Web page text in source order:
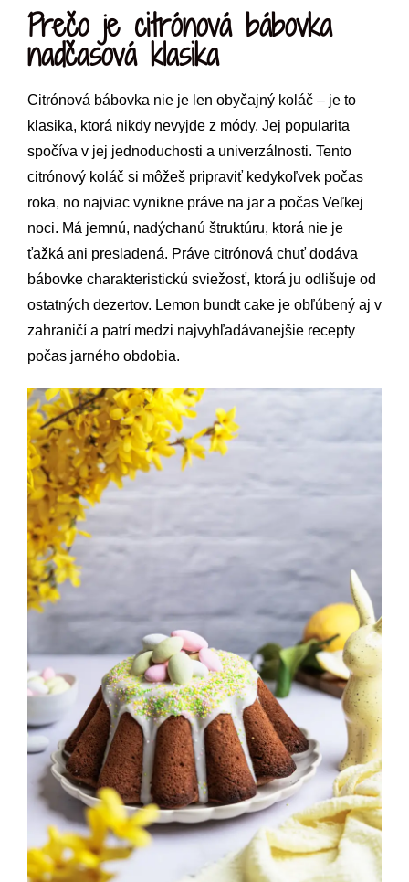
Prečo je citrónová bábovka
nadčasová klasika
Citrónová bábovka nie je len obyčajný koláč – je to
klasika, ktorá nikdy nevyjde z módy. Jej popularita
spočíva v jej jednoduchosti a univerzálnosti. Tento
citrónový koláč si môžeš pripraviť kedykoľvek počas
roka, no najviac vynikne práve na jar a počas Veľkej
noci. Má jemnú, nadýchanú štruktúru, ktorá nie je
ťažká ani presladená. Práve citrónová chuť dodáva
bábovke charakteristickú sviežosť, ktorá ju odlišuje od
ostatných dezertov. Lemon bundt cake je obľúbený aj v
zahraničí a patrí medzi najvyhľadávanejšie recepty
počas jarného obdobia.